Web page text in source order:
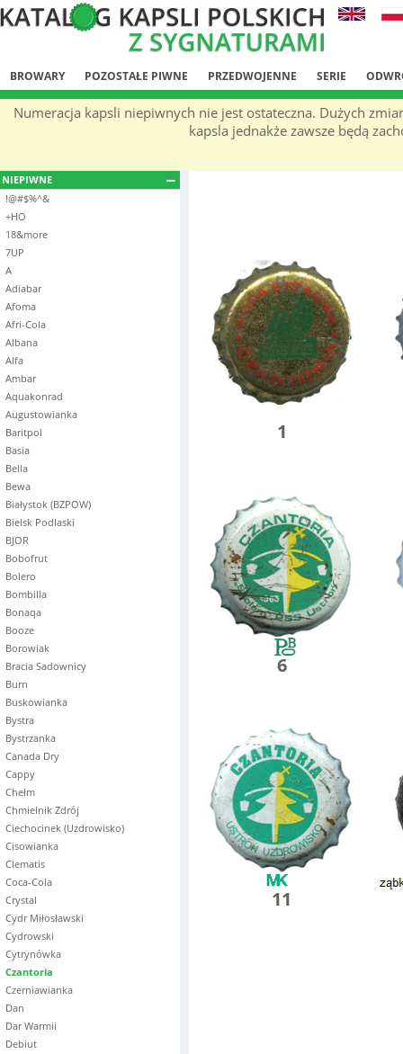
BROWARY POZOSTAŁE PIWNE PRZEDWOJENNE SERIE
Numeracja kapsli niepiwnych nie jest ostateczna. Dużych
kapsla jednakże zawsze będą
NIEPIWNE
!@#$%^&
+HO
18&more
7UP
A
Adiabar
Afoma
Afri-Cola
Albana
Alfa
Ambar
Aquakonrad
Augustowianka
Baritpol
Basia
Bella
Bewa
Białystok (BZPOW)
Bielsk Podlaski
BJOR
Bobofrut
Bolero
Bombilla
Bonaqa
Booze
Borowiak
Bracia Sadownicy
Burn
Buskowianka
Bystra
Bystrzanka
Canada Dry
Cappy
Chełm
Chmielnik Zdrój
Ciechocinek (Uzdrowisko)
Cisowianka
Clematis
Coca-Cola
Crystal
Cydr Miłosławski
Cydrowski
Cytrynówka
Czantoria
Czerniawianka
Dan
Dar Warmii
Debiut
1
6
11